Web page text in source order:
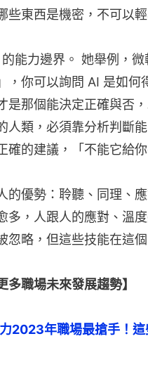
些東西是機密，不可以輕
能力邊界。 她舉例，
，你可以詢問 AI 是如
是那個能決定正確與否
人類，必須靠分析判斷
確的建議，「不能它給
的優勢：聆聽、同理、
多，人跟人的應對、溫
忽略，但這些技能在這個
多職場未來發展趨勢】
2023年職場最搶手！